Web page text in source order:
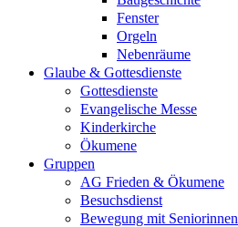
Fenster
Orgeln
Nebenräume
Glaube & Gottesdienste
Gottesdienste
Evangelische Messe
Kinderkirche
Ökumene
Gruppen
AG Frieden & Ökumene
Besuchsdienst
Bewegung mit Seniorinnen